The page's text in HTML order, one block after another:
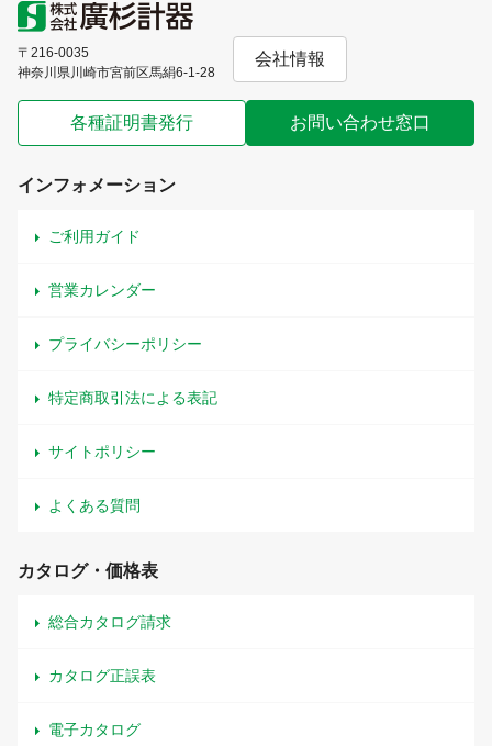
〒216-0035
神奈川県川崎市宮前区馬絹6-1-28
会社情報
各種証明書発行 お問い合わせ窓口
インフォメーション
ご利用ガイド
営業カレンダー
プライバシーポリシー
特定商取引法による表記
サイトポリシー
よくある質問
カタログ・価格表
総合カタログ請求
カタログ正誤表
電子カタログ